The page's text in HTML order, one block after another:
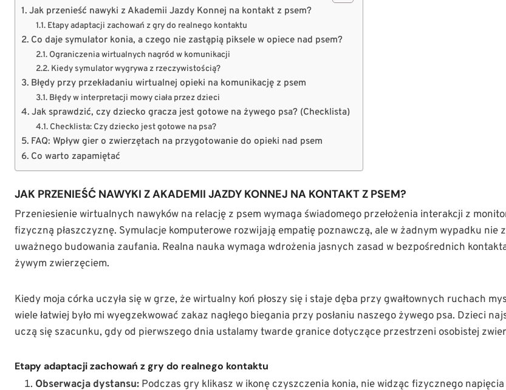
Jak przenieść nawyki z Akademii Jazdy Konnej na kontakt z psem?
Etapy adaptacji zachowań z gry do realnego kontaktu
Co daje symulator konia, a czego nie zastąpią piksele w opiece nad psem?
Ograniczenia wirtualnych nagród w komunikacji
Kiedy symulator wygrywa z rzeczywistością?
Błędy przy przekładaniu wirtualnej opieki na komunikację z psem
Błędy w interpretacji mowy ciała przez dzieci
Jak sprawdzić, czy dziecko gracza jest gotowe na żywego psa? (Checklista)
Checklista: Czy dziecko jest gotowe na psa?
FAQ: Wpływ gier o zwierzętach na przygotowanie do opieki nad psem
Co warto zapamiętać
JAK PRZENIEŚĆ NAWYKI Z AKADEMII JAZDY KONNEJ NA KONTAKT Z PSEM?
Przeniesienie wirtualnych nawyków na relację z psem wymaga świadomego przełożenia interakcji z
fizyczną płaszczyznę. Symulacje komputerowe rozwijają empatię poznawczą, ale w żadnym wypadku nie
uważnego budowania zaufania. Realna nauka wymaga wdrożenia jasnych zasad w bezpośrednich
żywym zwierzęciem.
Kiedy moja córka uczyła się w grze, że wirtualny koń płoszy się i staje dęba przy gwałtownych ruchach
wiele łatwiej było mi wyegzekwować zakaz nagłego biegania przy posłaniu naszego żywego psa. Dzieci
uczą się szacunku, gdy od pierwszego dnia ustalamy twarde granice dotyczące przestrzeni osobistej
Etapy adaptacji zachowań z gry do realnego kontaktu
Obserwacja dystansu: Podczas gry klikasz w ikonę czyszczenia konia, nie widząc fizycznego napięcia